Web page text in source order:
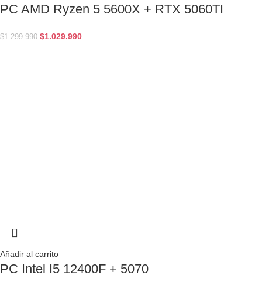
PC AMD Ryzen 5 5600X + RTX 5060TI
$1.299.990 $1.029.990
Añadir al carrito
PC Intel I5 12400F + 5070